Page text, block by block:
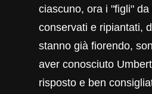
ciascuno, ora i "figli"
conservati e ripiantati,
stanno già fiorendo,
aver conosciuto
risposto e ben